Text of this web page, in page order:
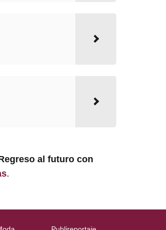
al futuro con
.